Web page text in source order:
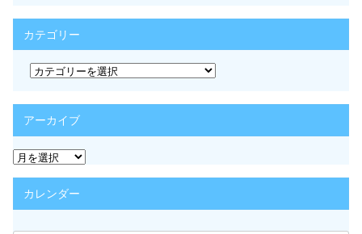
カテゴリー
カ
テ
リ
ー
アーカイブ
ア
ー
カ
イカレンダー